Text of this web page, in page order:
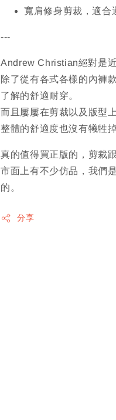
寬肩修身剪裁，適合
---
Andrew Christian絕對是
除了從有各式各樣的內褲
了解的舒適耐穿。
而且屢屢在剪裁以及版型
整體的舒適度也沒有犧牲
真的值得買正版的，剪裁
市面上有不少仿品，我們
的。
分享